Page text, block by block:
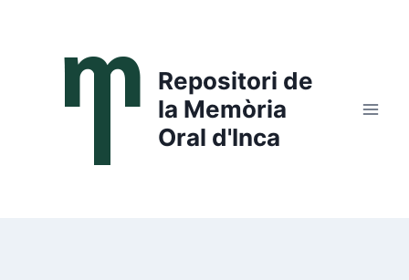
contenido
Repositori de
la Memòria
Oral d'Inca